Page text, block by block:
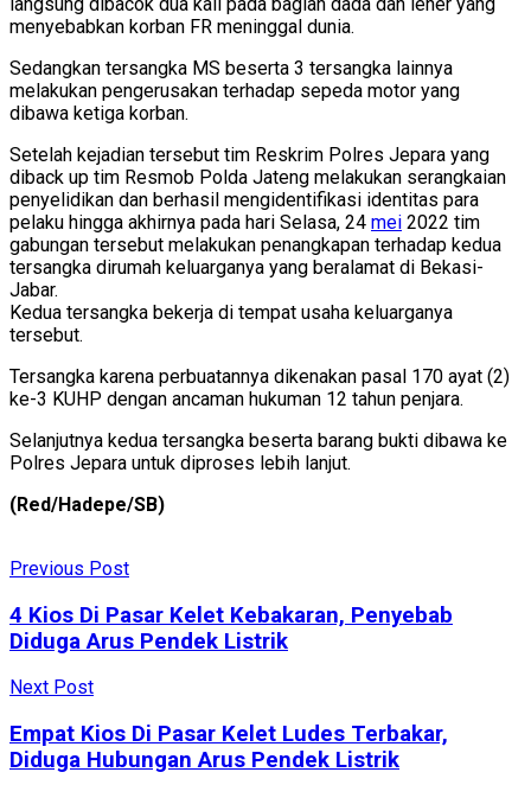
menyebabkan korban FR meninggal dunia.
Sedangkan tersangka MS beserta 3 tersangka lainnya
melakukan pengerusakan terhadap sepeda motor yang
dibawa ketiga korban.
Setelah kejadian tersebut tim Reskrim Polres Jepara yang
diback up tim Resmob Polda Jateng melakukan serangkaian
penyelidikan dan berhasil mengidentifikasi identitas para
pelaku hingga akhirnya pada hari Selasa, 24 mei 2022 tim
gabungan tersebut melakukan penangkapan terhadap kedua
tersangka dirumah keluarganya yang beralamat di Bekasi-
Jabar.
Kedua tersangka bekerja di tempat usaha keluarganya
tersebut.
Tersangka karena perbuatannya dikenakan pasal 170 ayat (2)
ke-3 KUHP dengan ancaman hukuman 12 tahun penjara.
Selanjutnya kedua tersangka beserta barang bukti dibawa ke
Polres Jepara untuk diproses lebih lanjut.
(Red/Hadepe/SB)
Previous Post
4 Kios Di Pasar Kelet Kebakaran, Penyebab
Diduga Arus Pendek Listrik
Next Post
Empat Kios Di Pasar Kelet Ludes Terbakar,
Diduga Hubungan Arus Pendek Listrik